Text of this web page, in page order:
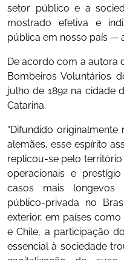
setor público e a
mostrado efetiva e
pública em nosso país —
De acordo com a autora
Bombeiros Voluntários
julho de 1892 na cidade
Catarina.
“Difundido
alemães, esse espírito
replicou-se pelo
operacionais e
casos mais longevos
público-privada no
exterior, em países
e Chile, a participação
essencial à sociedade